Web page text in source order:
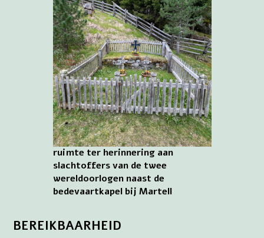
ruimte ter herinnering aan
slachtoffers van de twee
wereldoorlogen naast de
bedevaartkapel bij Martell
BEREIKBAARHEID